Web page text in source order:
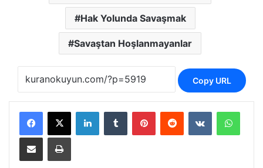
Hak Yolunda Savaşmak
Savaştan Hoşlanmayanlar
Copy URL
LinkedInTumblr PinterestReddit VKontakte
E-Posta ile paylaş Yazdır